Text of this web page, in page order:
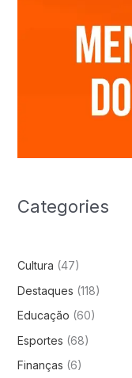
Categories
Cultura (47)
Destaques (118)
Educação (60)
Esportes (68)
Finanças (6)